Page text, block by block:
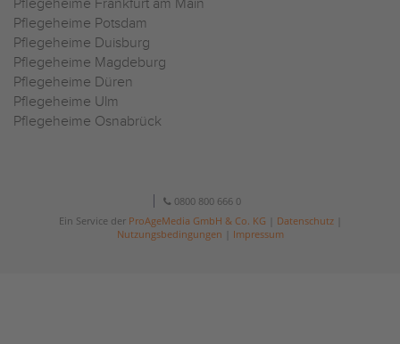
Pflegeheime Frankfurt am Main
Pflegeheime Potsdam
Pflegeheime Duisburg
Pflegeheime Magdeburg
Pflegeheime Düren
Pflegeheime Ulm
Pflegeheime Osnabrück
0800 800 666 0
Ein Service der ProAgeMedia GmbH & Co. KG Datenschutz|
Nutzungsbedingungen
Impressum